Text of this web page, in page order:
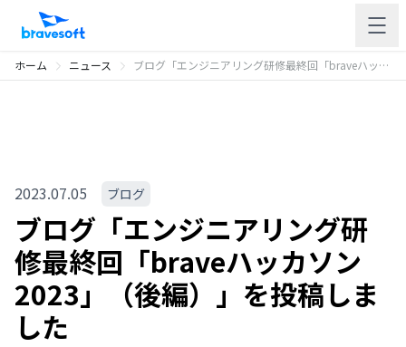
ホーム ニュース ブログ「エンジニアリング研修最終回「braveハッカソン2023」（後編）」を投稿しました
2023.07.05 ブログ
ブログ「エンジニアリング研
修最終回「braveハッカソン
2023」（後編）」を投稿しま
した